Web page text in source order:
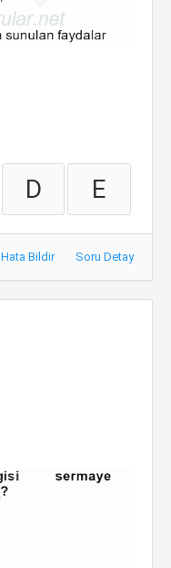
D E
Hata Bildir Soru Detay